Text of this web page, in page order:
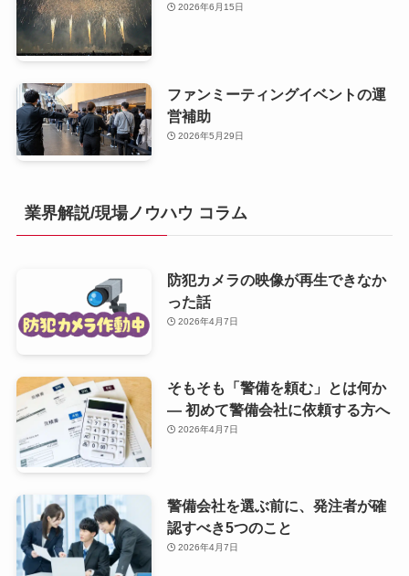
2026年6月15日
ファンミーティングイベントの運
営補助
2026年5月29日
業界解説/現場ノウハウ コラム
防犯カメラの映像が再生できなか
った話
2026年4月7日
そもそも「警備を頼む」とは何か
— 初めて警備会社に依頼する方へ
2026年4月7日
警備会社を選ぶ前に、発注者が確
認すべき5つのこと
2026年4月7日